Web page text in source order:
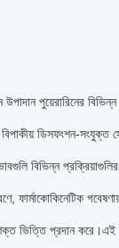
পুয়েরারিনের বিভিন্ন
ডিসফংশন-
বিভিন্ন
প্রদান করে।এই